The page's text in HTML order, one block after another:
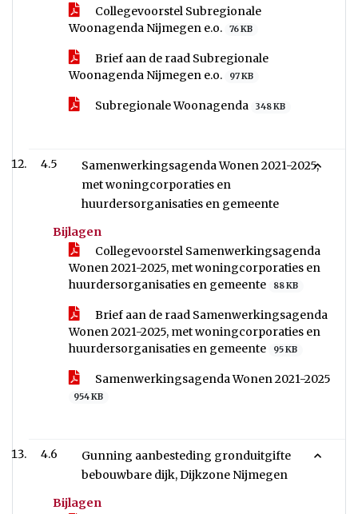
Collegevoorstel Subregionale
Woonagenda Nijmegen e.o.
76 KB
Brief aan de raad Subregionale
Woonagenda Nijmegen e.o.
97 KB
Subregionale Woonagenda 348 KB
4.5
Samenwerkingsagenda Wonen 2021-2025,
met woningcorporaties en
huurdersorganisaties en gemeente
Bijlagen
Collegevoorstel Samenwerkingsagenda
Wonen 2021-2025, met woningcorporaties en
huurdersorganisaties en gemeente
88 KB
Brief aan de raad Samenwerkingsagenda
Wonen 2021-2025, met woningcorporaties en
huurdersorganisaties en gemeente
95 KB
Samenwerkingsagenda Wonen 2021-2025
954 KB
4.6
Gunning aanbesteding gronduitgifte
bebouwbare dijk, Dijkzone Nijmegen
Bijlagen